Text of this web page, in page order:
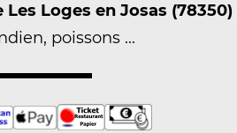
Loges en Josas (78350)
poissons ...